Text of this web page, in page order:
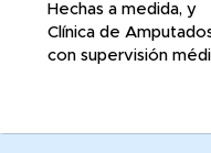
Hechas a medida, y
Clínica de
con supervisión